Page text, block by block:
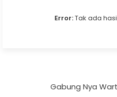
Error:Tak ada
Gabung Nya